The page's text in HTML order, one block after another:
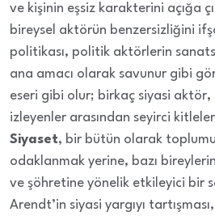
ve kişinin eşsiz karakterini açığa
bireysel aktörün benzersizliğini
politikası, politik aktörlerin
ana amacı olarak savunur gibi
eseri gibi olur; birkaç siyasi aktör,
izleyenler arasından seyirci
Siyaset, bir bütün olarak
odaklanmak yerine, bazı bireylerin
ve şöhretine yönelik etkileyici bir
Arendt’in siyasi yargıyı